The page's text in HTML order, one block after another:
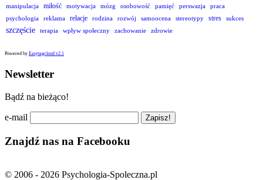
manipulacja
miłość motywacja mózg osobowość pamięć perswazja
praca
psychologia
reklama relacje rodzina rozwój samoocena stereotypy stres sukces
szczęście terapia wpływ społeczny zachowanie zdrowie
Powered by Easytagcloud v2.1
Newsletter
Bądź na bieżąco!
e-mail
Znajdź nas na Facebooku
© 2006 - 2026 Psychologia-Spoleczna.pl